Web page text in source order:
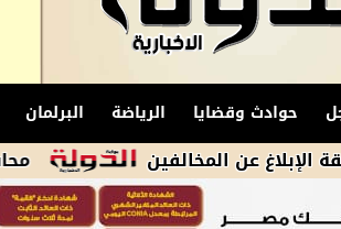
حوادث وقضايا الرياضة البرلمان
محافظ أسيوط: المخالفين